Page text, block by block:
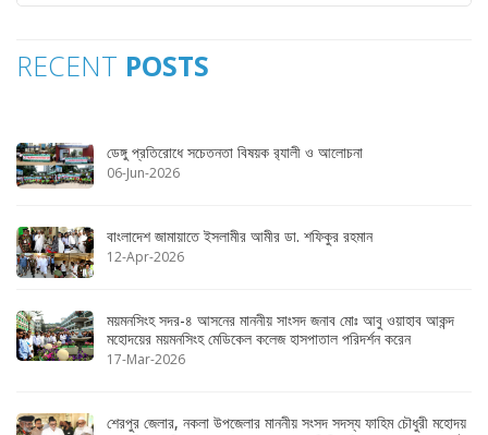
RECENT POSTS
ডেঙ্গু প্রতিরোধে সচেতনতা বিষয়ক র‌্যালী ও আলোচনা
06-Jun-2026
বাংলাদেশ জামায়াতে ইসলামীর আমীর ডা. শফিকুর রহমান
12-Apr-2026
ময়মনসিংহ সদর-৪ আসনের মাননীয় সাংসদ জনাব মোঃ আবু ওয়াহাব আকন্দ
মহোদয়ের ময়মনসিংহ মেডিকেল কলেজ হাসপাতাল পরিদর্শন করেন
17-Mar-2026
শেরপুর জেলার, নকলা উপজেলার মাননীয় সংসদ সদস্য ফাহিম চৌধুরী মহোদয়